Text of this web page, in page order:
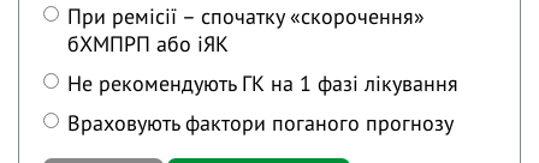
При ремісії – спочатку «скорочення»
бХМПРП або іЯК
Не рекомендують ГК на 1 фазі лікування
Враховують фактори поганого прогнозу